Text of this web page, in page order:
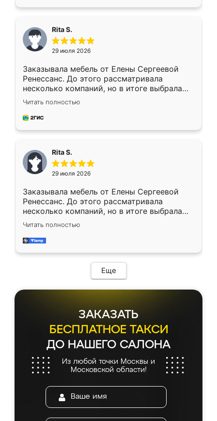
Rita S.
29 июля 2026
Заказывала мебель от Елены Сергеевой
Ренессанс. До этого рассматривала
несколько компаний, но в итоге выбрала
эту. Сначала обговорили условия, потом
приехал замерщик, всё спокойно объяснил
и снял размеры. Изготовили в срок, с
каких-либо доработок. Качеством осталась
довольна, все выглядит так, как и ожидала.
Читать полностью
Rita S.
29 июля 2026
Заказывала мебель от Елены Сергеевой
Ренессанс. До этого рассматривала
несколько компаний, но в итоге выбрала
эту. Сначала обговорили условия, потом
приехал замерщик, всё спокойно объяснил
и снял размеры. Изготовили в срок, с
мебель сразу встала на свое место без
каких-либо доработок. Качеством осталась
довольна, все выглядит так, как и ожидала.
Читать полностью
Еще
ЗАКАЗАТЬ
БЕСПЛАТНОЕ ТАКСИ
ДО НАШЕГО САЛОНА
Из любой точки Москвы и
Московской области!